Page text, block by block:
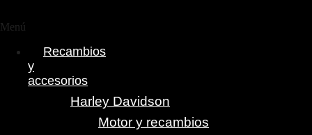
Menú
Recambios
y
accesorios
Harley Davidson
Motor y recambios